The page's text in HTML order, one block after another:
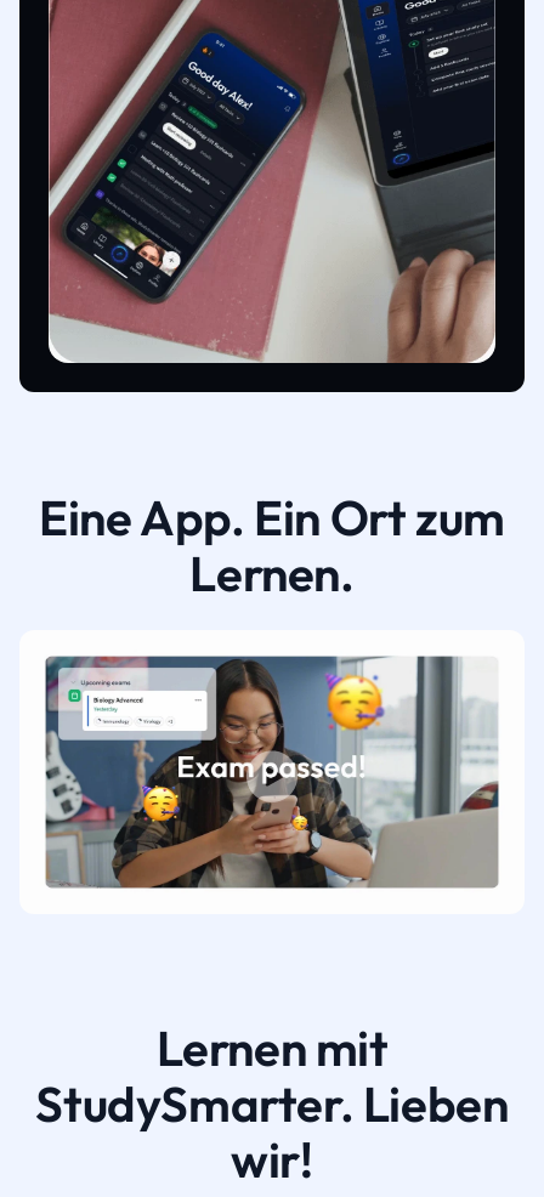
Eine App. Ein Ort zum
Lernen.
Lernen mit
StudySmarter. Lieben
wir!